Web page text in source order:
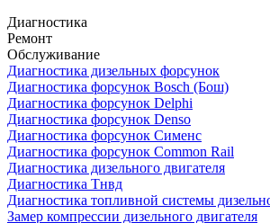
Диагностика
Ремонт
Обслуживание
Диагностика дизельных форсунок
Диагностика форсунок Bosch (Бош)
Диагностика форсунок Delphi
Диагностика форсунок Denso
Диагностика форсунок Сименс
Диагностика форсунок Common Rail
Диагностика дизельного двигателя
Диагностика Тнвд
Диагностика топливной системы
Замер компрессии дизельного двигателя